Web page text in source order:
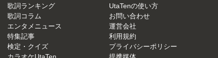
歌詞ランキング
歌詞コラム
エンタメニュース
特集記事
検定・クイズ
UtaTenの使い方
お問い合わせ
運営会社
利用規約
プライバシーポリシー